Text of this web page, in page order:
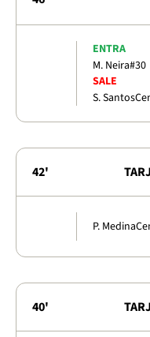
ENTRA
M. Neira#30
SALE
S. Santos
42'
P. Medina
40'